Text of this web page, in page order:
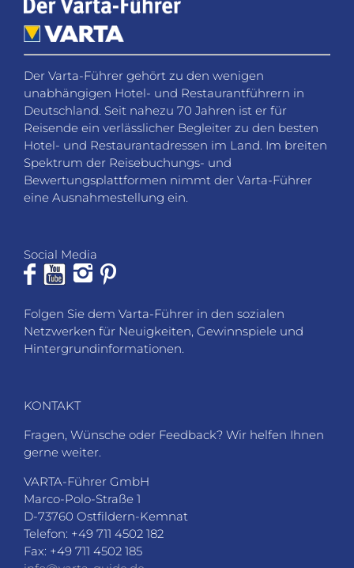
Der Varta-Führer gehört zu den wenigen
unabhängigen Hotel- und Restaurantführern in
Deutschland. Seit nahezu 70 Jahren ist er für
Reisende ein verlässlicher Begleiter zu den besten
Hotel- und Restaurantadressen im Land. Im breiten
Spektrum der Reisebuchungs- und
Bewertungsplattformen nimmt der Varta-Führer
eine Ausnahmestellung ein.
Social Media
Folgen Sie dem Varta-Führer in den sozialen
Netzwerken für Neuigkeiten, Gewinnspiele und
Hintergrundinformationen.
KONTAKT
Fragen, Wünsche oder Feedback? Wir helfen Ihnen
gerne weiter.
VARTA-Führer GmbH
Marco-Polo-Straße 1
D-73760 Ostfildern-Kemnat
Telefon: +49 711 4502 182
Fax: +49 711 4502 185